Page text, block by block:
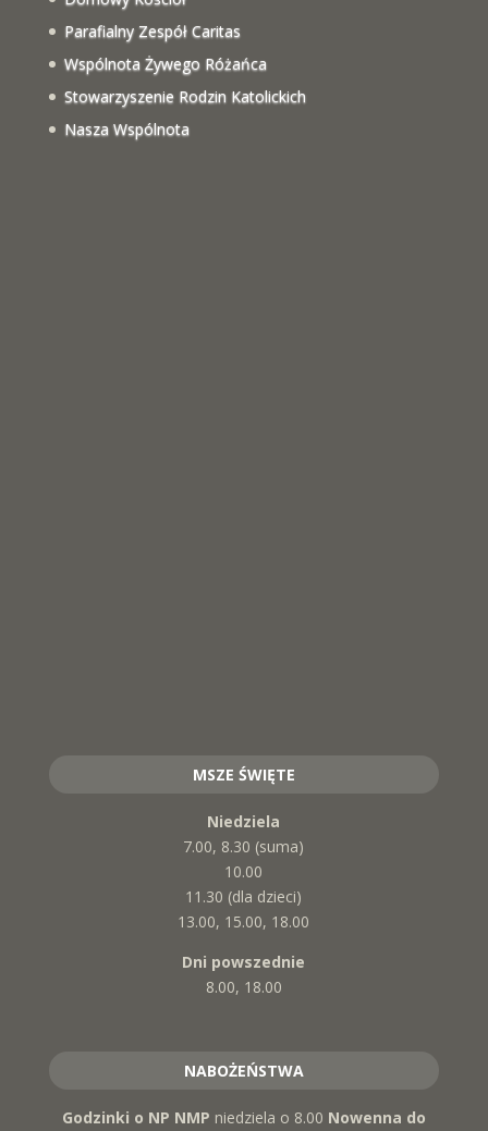
Parafialny Zespół Caritas
Wspólnota Żywego Różańca
Stowarzyszenie Rodzin Katolickich
Nasza Wspólnota
MSZE ŚWIĘTE
Niedziela
7.00, 8.30 (suma)
10.00
11.30 (dla dzieci)
13.00, 15.00, 18.00
Dni powszednie
8.00, 18.00
NABOŻEŃSTWA
Godzinki o NP NMP niedziela o 8.00 Nowenna do